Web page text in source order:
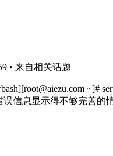
• 来自相关话题
~]#
息显示得不够完善的